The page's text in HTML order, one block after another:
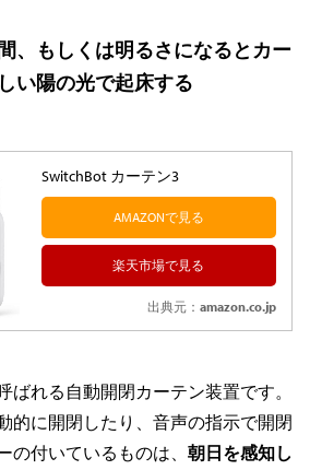
、もしくは明るさになるとカー
い陽の光で起床する
SwitchBot カーテン3
AMAZONで見る
楽天市場で見る
出典元： amazon.co.jp
ばれる自動開閉カーテン装置です。
的に開閉したり、音声の指示で開閉
の付いているものは、 朝日を感知し